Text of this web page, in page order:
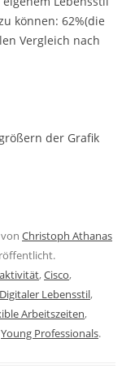
können: 62%(die
Vergleich nach
der Grafik
von Christoph Athanas
,Cisco,
Digitaler Lebensstil,
Arbeitszeiten,
Young Professionals.